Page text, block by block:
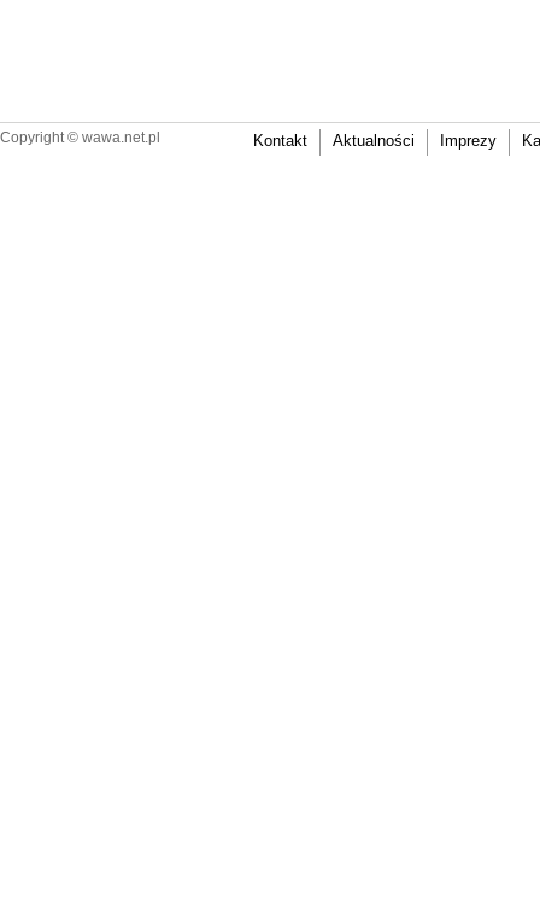
Copyright © wawa.net.pl Kontakt Aktualności Imprezy